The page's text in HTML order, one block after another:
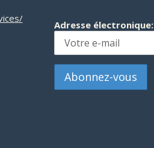
Adresse électronique: